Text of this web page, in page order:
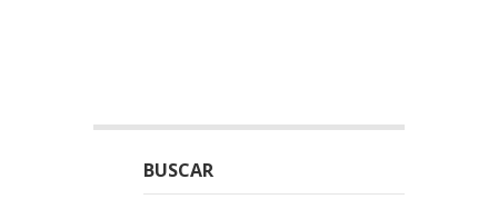
BUSCAR